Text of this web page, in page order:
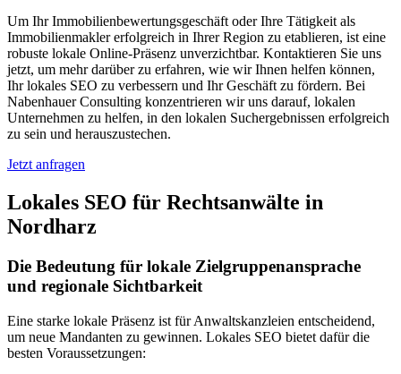
Um Ihr Immobilienbewertungsgeschäft oder Ihre Tätigkeit als
Immobilienmakler erfolgreich in Ihrer Region zu etablieren, ist eine
robuste lokale Online-Präsenz unverzichtbar. Kontaktieren Sie uns
jetzt, um mehr darüber zu erfahren, wie wir Ihnen helfen können,
Ihr lokales SEO zu verbessern und Ihr Geschäft zu fördern. Bei
Nabenhauer Consulting konzentrieren wir uns darauf, lokalen
Unternehmen zu helfen, in den lokalen Suchergebnissen erfolgreich
zu sein und herauszustechen.
Jetzt anfragen
Lokales SEO für Rechtsanwälte in
Nordharz
Die Bedeutung für lokale Zielgruppenansprache
und regionale Sichtbarkeit
Eine starke lokale Präsenz ist für Anwaltskanzleien entscheidend,
um neue Mandanten zu gewinnen. Lokales SEO bietet dafür die
besten Voraussetzungen: